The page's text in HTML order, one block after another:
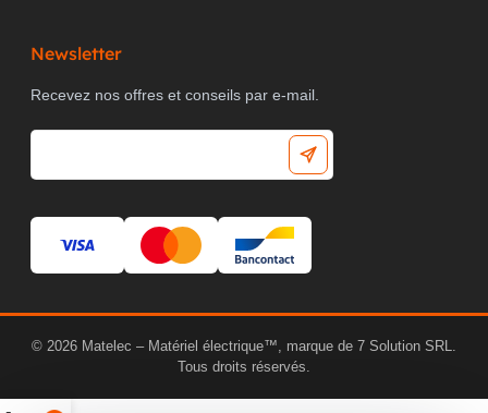
Newsletter
Recevez nos offres et conseils par e-mail.
© 2026 Matelec – Matériel électrique™, marque de 7 Solution SRL.
Tous droits réservés.